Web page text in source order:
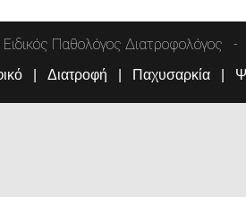
Παθολόγος Διατροφολόγος
Διατροφή Παχυσαρκία